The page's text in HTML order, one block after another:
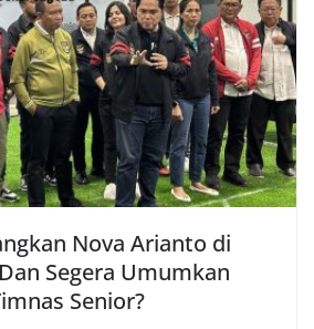
Nova Arianto di
Segera Umumkan
Senior?